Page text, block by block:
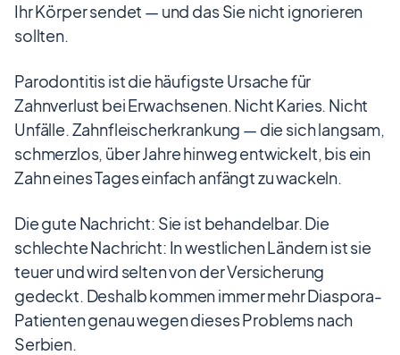
Ihr Körper sendet — und das Sie nicht ignorieren
sollten.
Parodontitis ist die häufigste Ursache für
Zahnverlust bei Erwachsenen. Nicht Karies. Nicht
Unfälle. Zahnfleischerkrankung — die sich langsam,
schmerzlos, über Jahre hinweg entwickelt, bis ein
Zahn eines Tages einfach anfängt zu wackeln.
Die gute Nachricht: Sie ist behandelbar. Die
schlechte Nachricht: In westlichen Ländern ist sie
teuer und wird selten von der Versicherung
gedeckt. Deshalb kommen immer mehr Diaspora-
Patienten genau wegen dieses Problems nach
Serbien.